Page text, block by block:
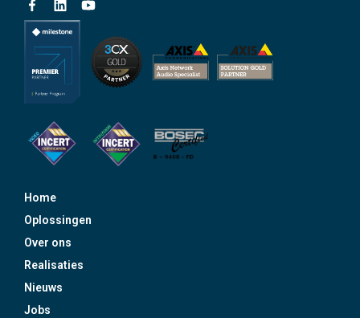
Home
Oplossingen
Over ons
Realisaties
Nieuws
Jobs